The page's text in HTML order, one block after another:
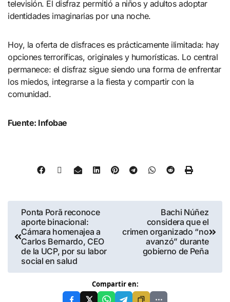
televisión. El disfraz permitió a niños y adultos adoptar
identidades imaginarias por una noche.
Hoy, la oferta de disfraces es prácticamente ilimitada: hay
opciones terroríficas, originales y humorísticas. Lo central
permanece: el disfraz sigue siendo una forma de enfrentar
los miedos, integrarse a la fiesta y compartir con la
comunidad.
Fuente: Infobae
Ponta Porã reconoce
aporte binacional:
Cámara homenajea a
Carlos Bernardo, CEO
de la UCP, por su labor
social en salud
Bachi Núñez
considera que el
crimen organizado “no
avanzó” durante
gobierno de Peña
Compartir en: